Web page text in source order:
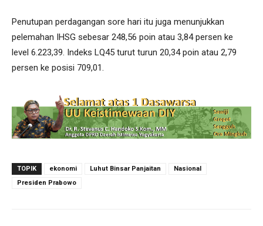
Penutupan perdagangan sore hari itu juga menunjukkan
pelemahan IHSG sebesar 248,56 poin atau 3,84 persen ke
level 6.223,39. Indeks LQ45 turut turun 20,34 poin atau 2,79
persen ke posisi 709,01.
TOPIK ekonomi Luhut Binsar Panjaitan
Nasional
Presiden Prabowo